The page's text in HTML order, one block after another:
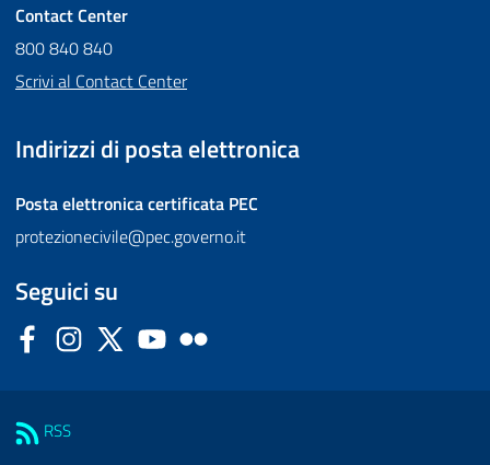
Contact Center
800 840 840
Scrivi al Contact Center
Indirizzi di posta elettronica
Posta elettronica certificata PEC
protezionecivile@pec.governo.it
Seguici su
FacebookInstagram
Twitter YouTube
RSS